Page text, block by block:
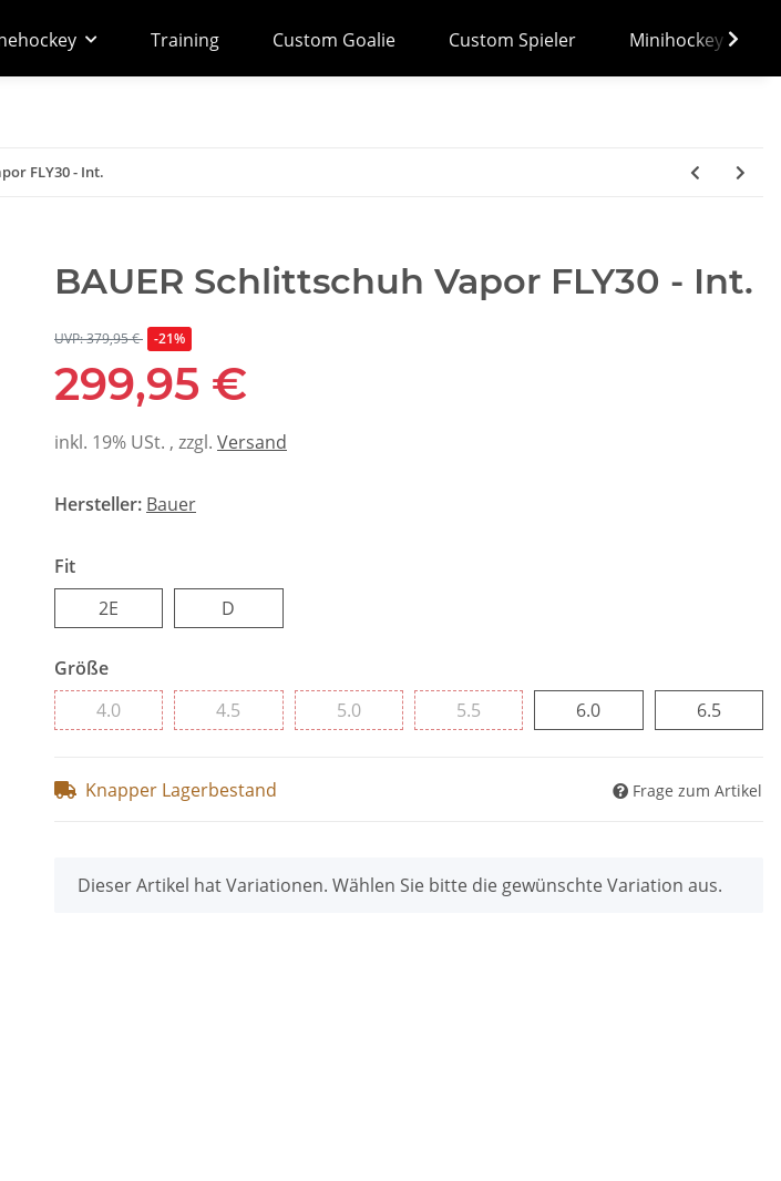
Training Custom Goalie Custom Spieler Minihockey
FLY30 - Int.
BAUER Schlittschuh Vapor FLY30 - Int.
UVP: 379,95 € -21%
299,95 €
inkl. 19% USt. , zzgl. Versand
Hersteller: Bauer
Fit
2E
D
Größe
4.04.0 4.5 5.05.0 5.5 6.06.0 6.56.5
Knapper Lagerbestand Frage zum Artikel
x
Dieser Artikel hat Variationen. Wählen Sie bitte die gewünschte Variation aus.